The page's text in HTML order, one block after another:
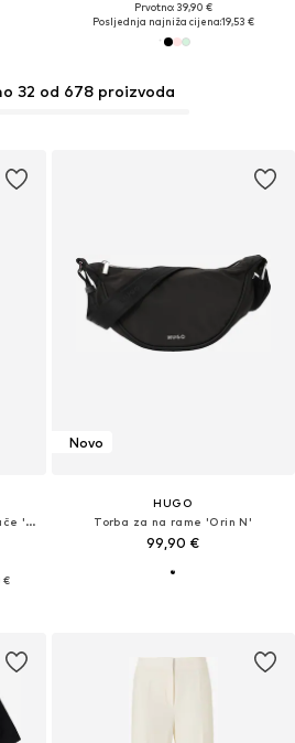
Prvotno: 39,90 €
Posljednja najniža cijena:19,53 €
Wide Leg/ Široke nogavice Hlače 'Himia'
€
Novo
HUGO
Torba za na rame 'Orin N'
99,90 €
32 od 678 proizvoda